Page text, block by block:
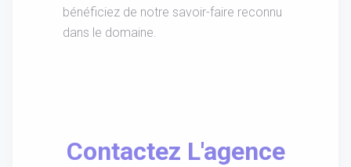
bénéficiez de notre savoir-faire reconnu
dans le domaine.
Contactez L'agence